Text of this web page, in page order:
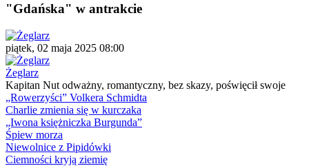
"Gdańska" w antrakcie
piątek, 02 maja 2025 08:00
Żeglarz
Kapitan Nut odważny, romantyczny, bez skazy, poświęcił swoje
„Rowerzyści” Volkera Schmidta
Charlie zmienia się w kurczaka
„Iwona księżniczka Burgunda”
Śpiew morza
Niewolnice z Pipidówki
Ciemności kryją ziemię